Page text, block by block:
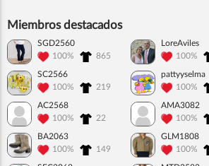
Miembros destacados
SGD2560
100%
865
LoreAviles
100%
SC2566
100%
219
pattyyselma
100%
AC2568
100%
22
AMA3082
100%
BA2063
100%
149
GLM1808
100%